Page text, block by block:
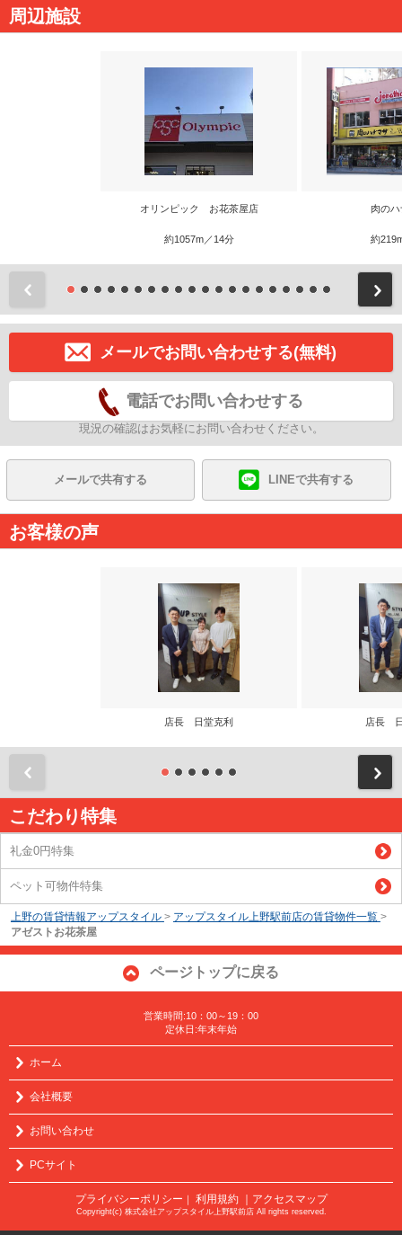
周辺施設
オリンピック お花茶屋店
約1057m／14分
肉の
約
メールでお問い合わせする(無料)
電話でお問い合わせする
現況の確認はお気軽にお問い合わせください。
メールで共有する LINEで共有する
お客様の声
店長 日堂克利 店長
こだわり特集
礼金0円特集
ペット可物件特集
上野の賃貸情報アップスタイル > アップスタイル上野駅前店の賃貸物件一覧 >
アゼストお花茶屋
ページトップに戻る
営業時間:10：00～19：00
定休日:年末年始
ホーム
会社概要
お問い合わせ
PCサイト
プライバシーポリシー 利用規約 ｜アクセスマップ
Copyright(c) 株式会社アップスタイル上野駅前店 All rights reserved.